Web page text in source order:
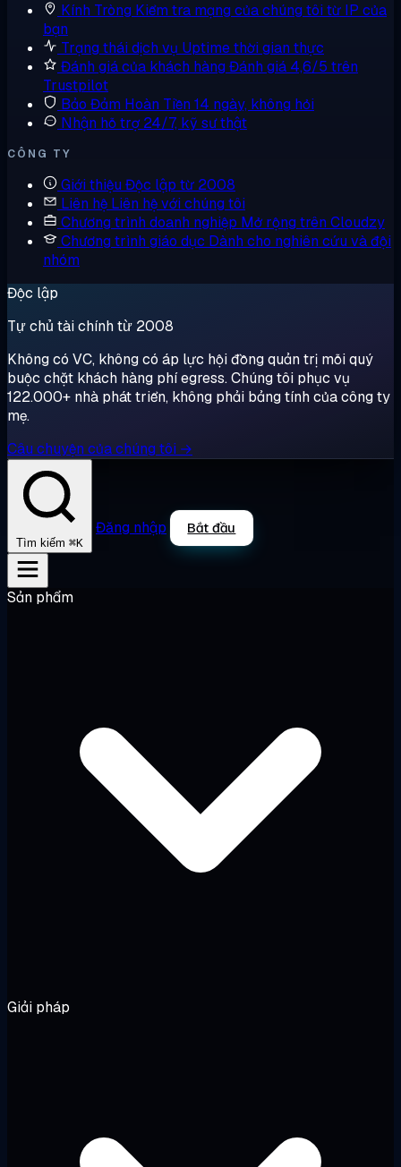
Kính Tròng Kiểm tra mạng của chúng tôi từ IP của
bạn
Trạng thái dịch vụ Uptime thời gian thực
Đánh giá của khách hàng Đánh giá 4,6/5 trên
Trustpilot
Bảo Đảm Hoàn Tiền 14 ngày, không hỏi
Nhận hỗ trợ 24/7, kỹ sư thật
CÔNG TY
Giới thiệu Độc lập từ 2008
Liên hệ Liên hệ với chúng tôi
Chương trình doanh nghiệp Mở rộng trên Cloudzy
Chương trình giáo dục Dành cho nghiên cứu và đội
nhóm
Độc lập
Tự chủ tài chính từ 2008
Không có VC, không có áp lực hội đồng quản trị mỗi quý
buộc chặt khách hàng phí egress. Chúng tôi phục vụ
122.000+ nhà phát triển, không phải bảng tính của công ty
mẹ.
Câu chuyện của chúng tôi →
Tìm kiếm ⌘K
Đăng nhập Bắt đầu
Sản phẩm
Giải pháp